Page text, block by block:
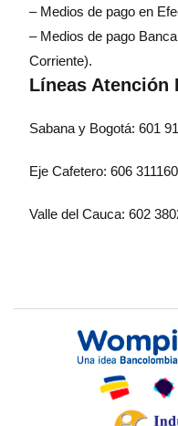
– Medios de pago en
– Medios de pago
Corriente).
Líneas Atención
Sabana y Bogotá: 601
Eje Cafetero: 606
Valle del Cauca: 602